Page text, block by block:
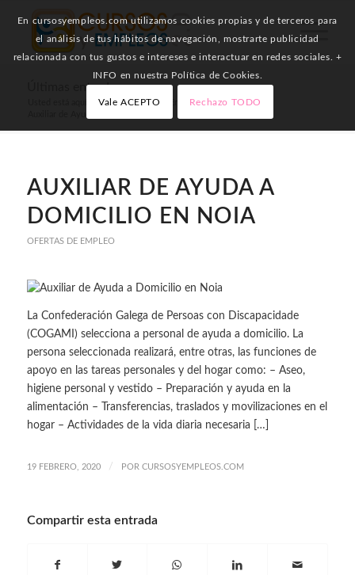
Últimas entradas
Inicio / Ofertas de Empleo /
AUXILIAR DE AYUDA A
DOMICILIO EN NOIA
OFERTAS DE EMPLEO
La Confederación Galega de Persoas con Discapacidade
(COGAMI) selecciona a personal de ayuda a domicilio. La
persona seleccionada realizará, entre otras, las funciones de
apoyo en las tareas personales y del hogar como: – Aseo,
higiene personal y vestido – Preparación y ayuda en la
alimentación – Transferencias, traslados y movilizaciones en el
hogar – Actividades de la vida diaria necesaria […]
19 FEBRERO, 2020 / POR CURSOSYEMPLEOS.COM
Compartir esta entrada
En cursosyempleos.com utilizamos cookies propias y de terceros para
el análisis de tus hábitos de navegación, mostrarte publicidad
relacionada con tus gustos e intereses e interactuar en redes sociales. +
INFO en nuestra Política de Cookies.
Vale ACEPTO Rechazo TODO